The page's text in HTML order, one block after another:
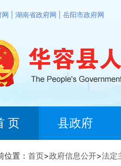
湖南省政府网 岳阳市政府网
页 县政府
位置： 首页>政府信息公开>法定